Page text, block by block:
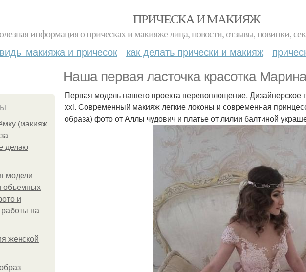
ПРИЧЕСКА И МАКИЯЖ
информация о прическах и макияже лица, новости, отзывы, новинки,
виды макияжа и причесок как делать прически и макияж
Наша первая ласточка красотка
(макияж
делаю
модели
объемных
и
на
женской
Первая модель нашего проекта перевоплощение. Дизайнерское
xxl. Современный макияж легкие локоны и современная
образа) фото от Аллы чудович и платье от лилии балтиной